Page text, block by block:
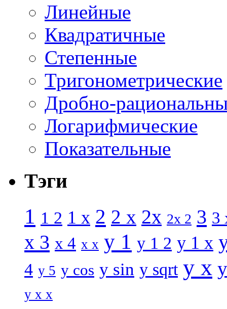
Линейные
Квадратичные
Степенные
Тригонометрические
Дробно-
Логарифмические
Показательные
Тэги
1 1 2 1 x 2 2 x 2x 2x 2 3 3
x 3 x 4 x x y 1 y 1 2 y 1 x
4 y 5 y cos y sin y sqrt y x
y x x